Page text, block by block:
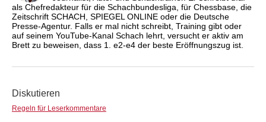
als Chefredakteur für die Schachbundesliga, für Chessbase, die
Zeitschrift SCHACH, SPIEGEL ONLINE oder die Deutsche
Presse-Agentur. Falls er mal nicht schreibt, Training gibt oder
auf seinem YouTube-Kanal Schach lehrt, versucht er aktiv am
Brett zu beweisen, dass 1. e2-e4 der beste Eröffnungszug ist.
Diskutieren
Regeln für Leserkommentare